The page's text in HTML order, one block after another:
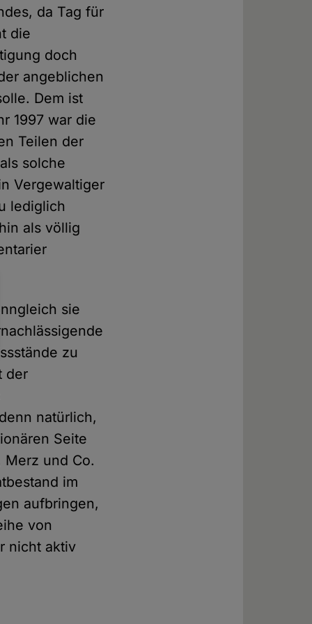
da Tag für
die
doch
angeblichen
Dem ist
1997 war die
Teilen der
solche
Vergewaltiger
lediglich
als völlig
sie
zu
der
natürlich,
Seite
und Co.
im
aufbringen,
von
nicht aktiv